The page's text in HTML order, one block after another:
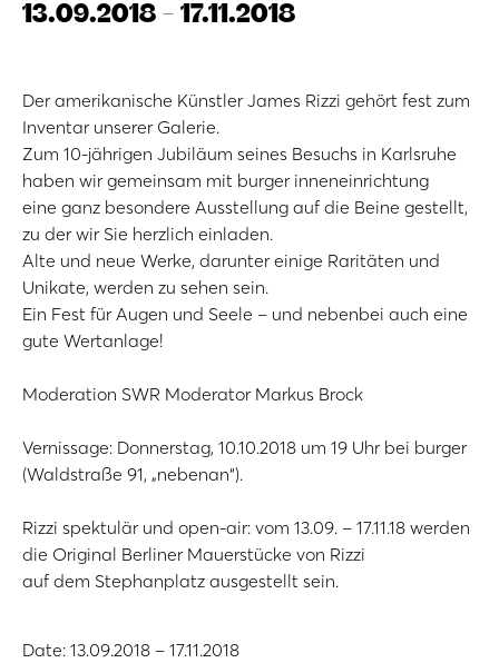
13.09.2018 - 17.11.2018
Der amerikanische Künstler James Rizzi gehört fest zum
Inventar unserer Galerie.
Zum 10-jährigen Jubiläum seines Besuchs in Karlsruhe
haben wir gemeinsam mit burger inneneinrichtung
eine ganz besondere Ausstellung auf die Beine gestellt,
zu der wir Sie herzlich einladen.
Alte und neue Werke, darunter einige Raritäten und
Unikate, werden zu sehen sein.
Ein Fest für Augen und Seele – und nebenbei auch eine
gute Wertanlage!
Moderation SWR Moderator Markus Brock
Vernissage: Donnerstag, 10.10.2018 um 19 Uhr bei burger
(Waldstraße 91, „nebenan“).
Rizzi spektulär und open-air: vom 13.09. – 17.11.18 werden
die Original Berliner Mauerstücke von Rizzi
auf dem Stephanplatz ausgestellt sein.
Date: 13.09.2018 – 17.11.2018